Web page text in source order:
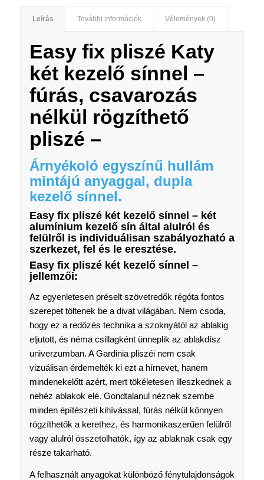
Leírás További információk Vélemények (0)
Easy fix pliszé Katy
két kezelő sínnel –
fúrás, csavarozás
nélkül rögzíthető
pliszé –
Árnyékoló egyszínű hullám
mintájú anyaggal, dupla
kezelő sínnel.
Easy fix pliszé két kezelő sínnel – két
alumínium kezelő sín által alulról és
felülről is individuálisan szabályozható a
szerkezet, fel és le eresztése.
Easy fix pliszé két kezelő sínnel –
jellemzői:
Az egyenletesen préselt szövetredők régóta fontos
szerepet töltenek be a divat világában. Nem csoda,
hogy ez a redőzés technika a szoknyától az ablakig
eljutott, és néma csillagként ünneplik az ablakdísz
univerzumban. A Gardinia pliszéi nem csak
vizuálisan érdemelték ki ezt a hírnevet, hanem
mindenekelőtt azért, mert tökéletesen illeszkednek a
nehéz ablakok elé. Gondtalanul néznek szembe
minden építészeti kihívással, fúrás nélkül könnyen
rögzíthetők a kerethez, és harmonikaszerűen felülről
vagy alulról összetolhatók, így az ablaknak csak egy
része takarható.
A felhasznált anyagokat különböző fénytulajdonságok